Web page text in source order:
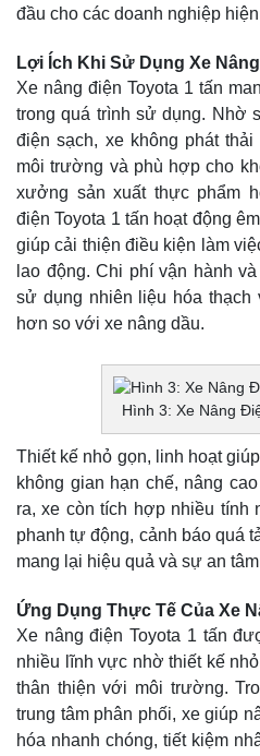
đầu cho các doanh nghiệp
Lợi Ích Khi Sử Dụng Xe
Xe nâng điện Toyota 1 tấn
trong quá trình sử dụng. Nhờ
điện sạch, xe không phát
môi trường và phù hợp cho
xưởng sản xuất thực phẩm
điện Toyota 1 tấn hoạt động
giúp cải thiện điều kiện làm
lao động. Chi phí vận hành
sử dụng nhiên liệu hóa thạch
hơn so với xe nâng dầu.
Hình 3: Xe Nâng
Thiết kế nhỏ gọn, linh hoạt
không gian hạn chế, nâng
ra, xe còn tích hợp nhiều tính
phanh tự động, cảnh báo quá
mang lại hiệu quả và sự an
Ứng Dụng Thực Tế Của Xe
Xe nâng điện Toyota 1 tấn
nhiều lĩnh vực nhờ thiết kế
thân thiện với môi trường.
trung tâm phân phối, xe giúp
hóa nhanh chóng, tiết kiệm